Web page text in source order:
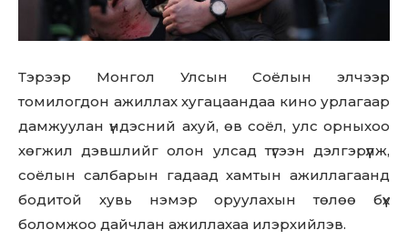
Don't miss
out!
Sing up for our newsletter
to stay in the loop.
SUBSCRIBE
Тэрээр Монгол Улсын Соёлын элчээр
томилогдон ажиллах хугацаандаа кино урлагаар
дамжуулан үндэсний ахуй, өв соёл, улс орныхоо
хөгжил дэвшлийг олон улсад түгээн дэлгэрүүлж,
соёлын салбарын гадаад хамтын ажиллагаанд
бодитой хувь нэмэр оруулахын төлөө бүх
боломжоо дайчлан ажиллахаа илэрхийлэв.